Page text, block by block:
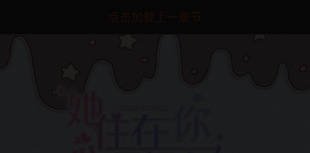
点击加载上一章节